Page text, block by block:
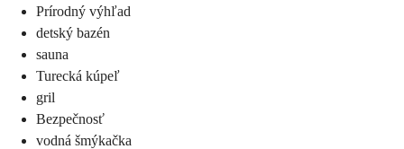
Prírodný výhľad
detský bazén
sauna
Turecká kúpeľ
gril
Bezpečnosť
vodná šmýkačka